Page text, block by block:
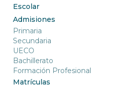
Escolar
Admisiones
Primaria
Secundaria
UECO
Bachillerato
Formación Profesional
Matrículas